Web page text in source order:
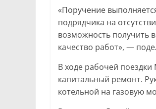
«Поручение
подрядчика на
возможность получить
качество работ», —
В ходе рабочей поездки
капитальный ремонт.
котельной на газовую